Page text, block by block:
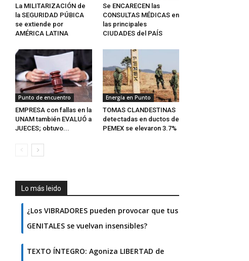
La MILITARIZACIÓN de
la SEGURIDAD PÚBICA
se extiende por
AMÉRICA LATINA
Se ENCARECEN las
CONSULTAS MÉDICAS en
las principales
CIUDADES del PAÍS
Punto de encuentro
EMPRESA con fallas en la
UNAM también EVALUÓ a
JUECES; obtuvo...
Energía en Punto
TOMAS CLANDESTINAS
detectadas en ductos de
PEMEX se elevaron 3.7%
Lo más leido
¿Los VIBRADORES pueden provocar que tus
GENITALES se vuelvan insensibles?
TEXTO ÍNTEGRO: Agoniza LIBERTAD de